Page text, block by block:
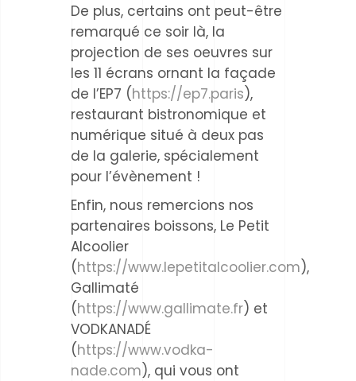
De plus, certains ont peut-être
remarqué ce soir là, la
projection de ses oeuvres sur
les 11 écrans ornant la façade
de l’EP7 (https://ep7.paris),
restaurant bistronomique et
numérique situé à deux pas
de la galerie, spécialement
pour l’évènement !
Enfin, nous remercions nos
partenaires boissons, Le Petit
Alcoolier
(https://www.lepetitalcoolier.com),
Gallimaté
(https://www.gallimate.fr) et
VODKANADÉ
(https://www.vodka-
nade.com), qui vous ont